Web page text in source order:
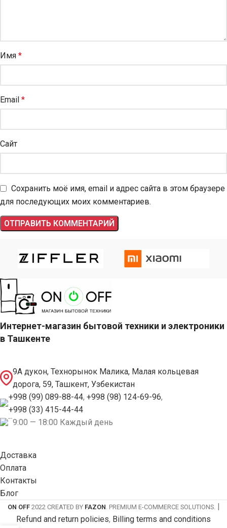
Имя *
Email *
Сайт
Сохранить моё имя, email и адрес сайта в этом браузере
для последующих моих комментариев.
Интернет-магазин бытовой техники и электроники
в Ташкенте
9А дукон, Технорынок Малика, Малая кольцевая
дорога, 59, Ташкент, Узбекистан
+998 (99) 089-88-44, +998 (98) 124-69-96,
+998 (33) 415-44-44
9:00 — 18:00 Каждый день
Доставка
Оплата
Контакты
Блог
ON OFF 2022 CREATED BY FAZON . PREMIUM E-COMMERCE SOLUTIONS.|
Refund and return policies, Billing terms and conditions